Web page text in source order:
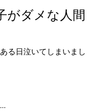
がダメな人間
る日泣いてしまいまし